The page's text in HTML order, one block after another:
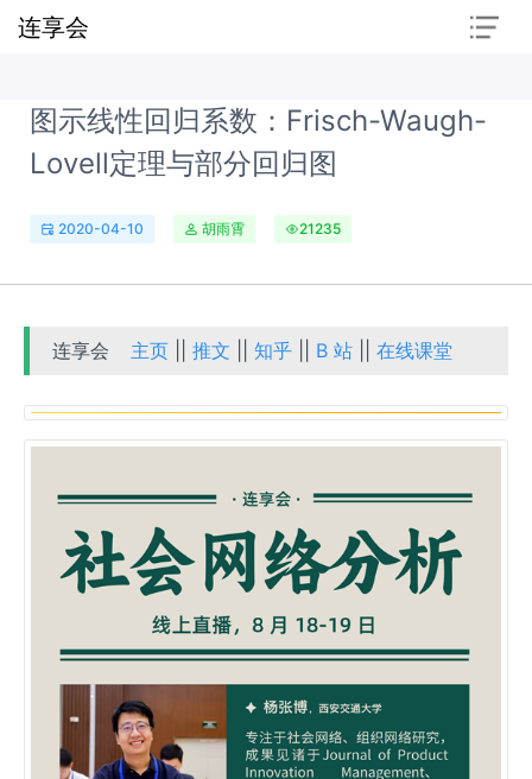
连享会
图示线性回归系数：Frisch-Waugh-
Lovell定理与部分回归图
2020-04-10 胡雨霄 21235
连享会 主页 ||推文 ||知乎 B 站 ||在线课堂